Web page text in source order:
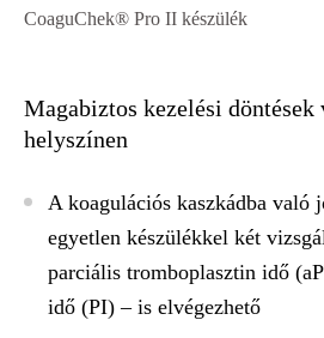
CoaguChek® Pro II készülék
Magabiztos kezelési
helyszínen
A koagulációs kaszkádba való
egyetlen készülékkel két
parciális tromboplasztin idő
idő (PI) – is elvégezhető